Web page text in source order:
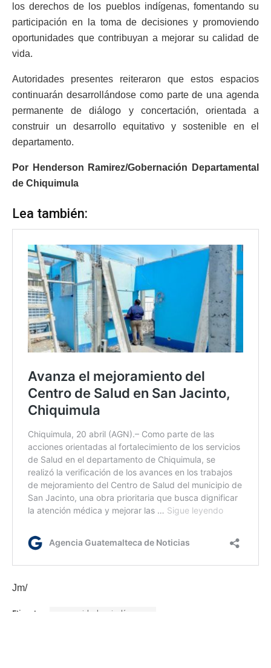
los derechos de los pueblos indígenas, fomentando su
participación en la toma de decisiones y promoviendo
oportunidades que contribuyan a mejorar su calidad de
vida.
Autoridades presentes reiteraron que estos espacios
continuarán desarrollándose como parte de una agenda
permanente de diálogo y concertación, orientada a
construir un desarrollo equitativo y sostenible en el
departamento.
Por Henderson Ramirez/Gobernación Departamental
de Chiquimula
Lea también:
Jm/
Etiquetas: comunidades indígenas